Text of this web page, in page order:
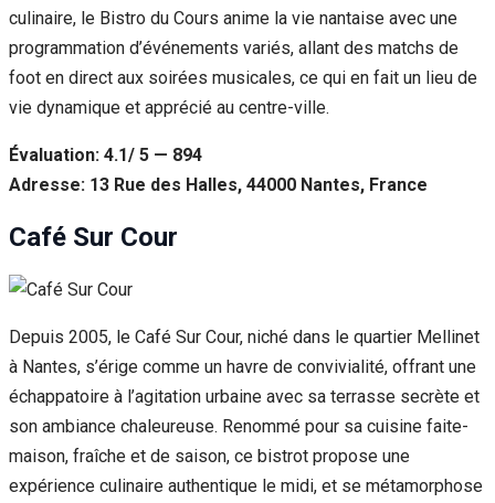
culinaire, le Bistro du Cours anime la vie nantaise avec une
programmation d’événements variés, allant des matchs de
foot en direct aux soirées musicales, ce qui en fait un lieu de
vie dynamique et apprécié au centre-ville.
Évaluation: 4.1/ 5 — 894
Adresse: 13 Rue des Halles, 44000 Nantes, France
Café Sur Cour
Depuis 2005, le Café Sur Cour, niché dans le quartier Mellinet
à Nantes, s’érige comme un havre de convivialité, offrant une
échappatoire à l’agitation urbaine avec sa terrasse secrète et
son ambiance chaleureuse. Renommé pour sa cuisine faite-
maison, fraîche et de saison, ce bistrot propose une
expérience culinaire authentique le midi, et se métamorphose